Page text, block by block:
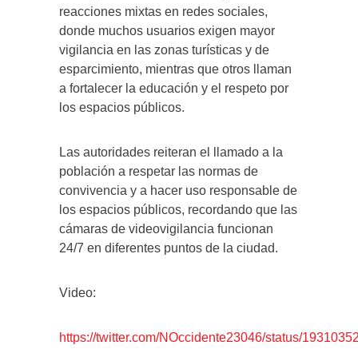
reacciones mixtas en redes sociales,
donde muchos usuarios exigen mayor
vigilancia en las zonas turísticas y de
esparcimiento, mientras que otros llaman
a fortalecer la educación y el respeto por
los espacios públicos.
Las autoridades reiteran el llamado a la
población a respetar las normas de
convivencia y a hacer uso responsable de
los espacios públicos, recordando que las
cámaras de videovigilancia funcionan
24/7 en diferentes puntos de la ciudad.
Video:
https://twitter.com/NOccidente23046/status/